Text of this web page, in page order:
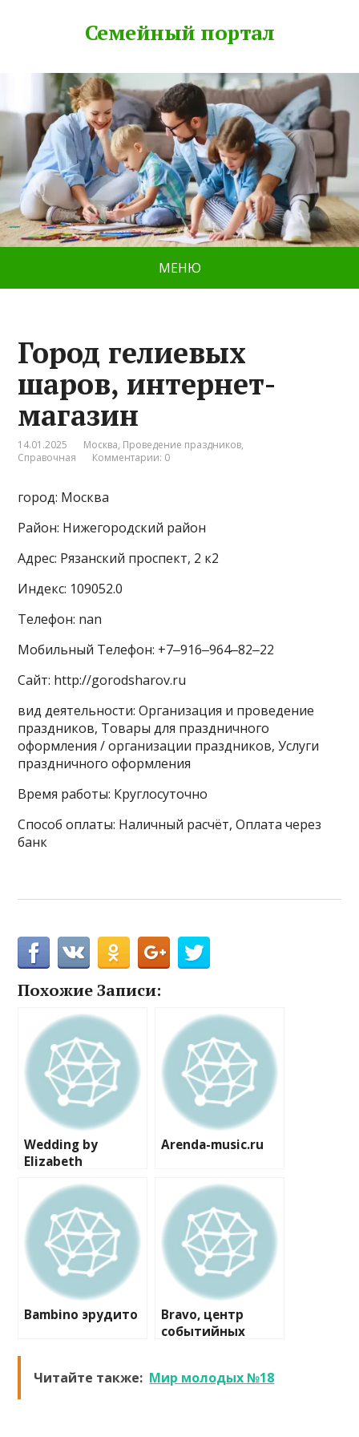
Семейный портал
МЕНЮ
Город гелиевых
шаров, интернет-
магазин
14.01.2025 Москва, Проведение праздников,
Справочная
Комментарии: 0
город: Москва
Район: Нижегородский район
Адрес: Рязанский проспект, 2 к2
Индекс: 109052.0
Телефон: nan
Мобильный Телефон: +7‒916‒964‒82‒22
Сайт: http://gorodsharov.ru
вид деятельности: Организация и проведение
праздников, Товары для праздничного
оформления / организации праздников, Услуги
праздничного оформления
Время работы: Круглосуточно
Способ оплаты: Наличный расчёт, Оплата через
банк
Похожие Записи:
Wedding by
Elizabeth
Arenda-music.ru
Bambino эрудито
Bravo, центр
событийных
Читайте также: Мир молодых №18